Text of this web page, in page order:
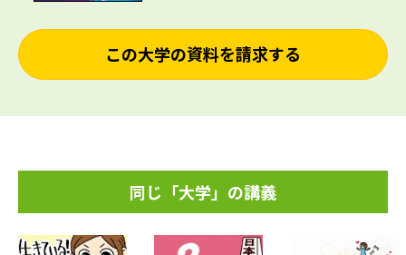
この大学の資料を請求する
同じ「大学」の講義